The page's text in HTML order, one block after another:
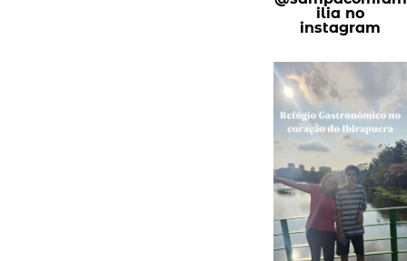
ilia no
instagram